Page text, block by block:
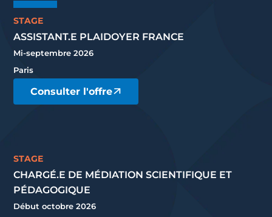
STAGE
ASSISTANT.E PLAIDOYER FRANCE
Mi-septembre 2026
Paris
Consulter l'offre
STAGE
CHARGÉ.E DE MÉDIATION SCIENTIFIQUE ET
PÉDAGOGIQUE
Début octobre 2026